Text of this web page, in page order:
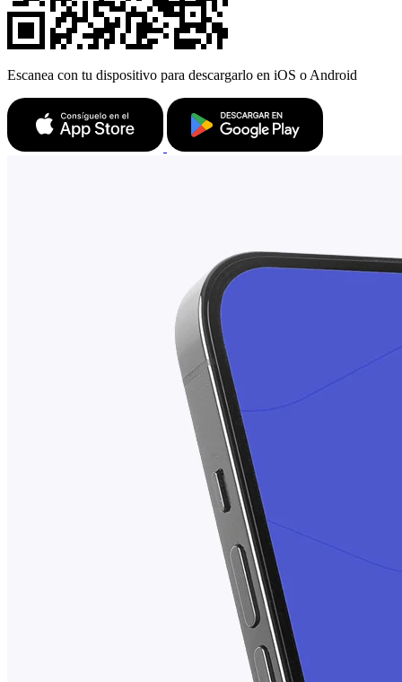
Escanea con tu dispositivo para descargarlo en iOS o Android